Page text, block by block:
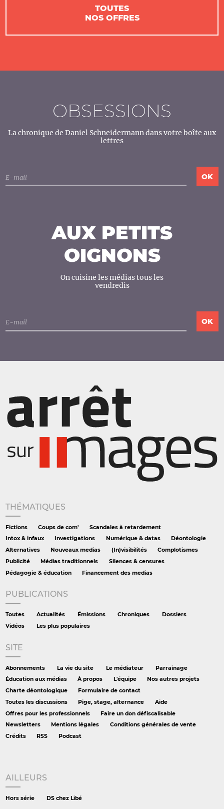
TOUTES
NOS OFFRES
OBSESSIONS
La chronique de Daniel Schneidermann dans votre boîte aux
lettres
AUX PETITS
OIGNONS
On cuisine les médias tous les
vendredis
THÉMATIQUES
Fictions Coups de com'
Scandales à retardement
Intox & infaux
Investigations Numérique & datas
Déontologie
Alternatives
Nouveaux medias (In)visibilités
Complotismes
Publicité
Médias traditionnels
Silences & censures
Pédagogie & éducation
Financement des medias
PUBLICATIONS
Toutes Actualités Émissions Chroniques
Dossiers
Vidéos
Les plus populaires
SITE
Abonnements La vie du site Le médiateur
Parrainage
Éducation aux médias
À propos L'équipe
Nos autres projets
Charte déontologique
Formulaire de contact
Toutes les discussions
Pige, stage, alternance
Aide
Offres pour les professionnels
Faire un don défiscalisable
Newsletters
Mentions légales
Conditions générales de vente
Crédits
RSS Podcast
AILLEURS
Hors série DS chez Libé